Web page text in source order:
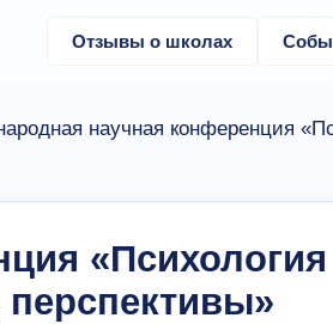
Отзывы о школах
научная конференция
«Психология